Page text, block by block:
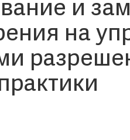
и
на